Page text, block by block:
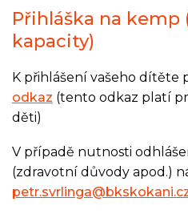
Přihláška na kemp
kapacity)
K přihlášení vašeho dítěte
odkaz (tento odkaz platí
děti)
V případě nutnosti
(zdravotní důvody apod.)